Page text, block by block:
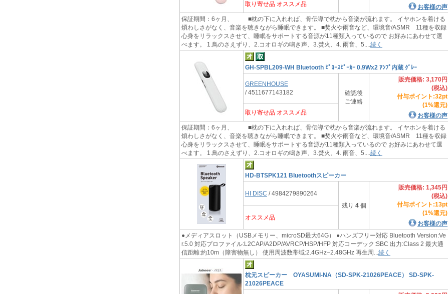
お客様の声
取り寄せ品 オススメ品
保証期間：6ヶ月、 ■枕の下に入れれば、骨伝導で枕から音楽が流れます。 イヤホンを着ける
煩わしさがなく、音楽を聴きながら睡眠できます。 ■焚火や雨音など、環境音/ASMR 11種を収録
心身をリラックスさせて、睡眠をサポートする音源が11種類入っているので お好みにあわせて選
べます。 1.鳥のさえずり、2.コオロギの鳴き声、3.焚火、4. 雨音、5.... 続く
GH-SPBL209-WH Bluetooth ﾋﾟﾛｰｽﾋﾟｰｶｰ 0.9Wx2 ｱﾝﾌﾟ内蔵 ｸﾞﾚｰ
GREENHOUSE
/ 4511677143182
確認後
ご連絡
販売価格: 3,170円
(税込)
付与ポイント:32pt
(1%還元)
お客様の声
取り寄せ品 オススメ品
保証期間：6ヶ月、 ■枕の下に入れれば、骨伝導で枕から音楽が流れます。 イヤホンを着ける
煩わしさがなく、音楽を聴きながら睡眠できます。 ■焚火や雨音など、環境音/ASMR 11種を収録
心身をリラックスさせて、睡眠をサポートする音源が11種類入っているので お好みにあわせて選
べます。 1.鳥のさえずり、2.コオロギの鳴き声、3.焚火、4. 雨音、5.... 続く
HD-BTSPK121 Bluetoothスピーカー
HI DISC / 4984279890264
残り 4個
販売価格: 1,345円
(税込)
付与ポイント:13pt
(1%還元)
お客様の声
オススメ品
●メディアスロット（USBメモリー、microSD最大64G） ●ハンズフリー対応 Bluetooth Version:Ve
r.5.0 対応プロファイル:L2CAP/A2DP/AVRCP/HSP/HFP 対応コーデック:SBC 出力:Class 2 最大通
信距離:約10m（障害物無し） 使用周波数帯域:2.4GHz‒2.48GHz 再生周... 続く
枕元スピーカー OYASUMI-NA（SD-SPK-21026PEACE） SD-SPK-
21026PEACE